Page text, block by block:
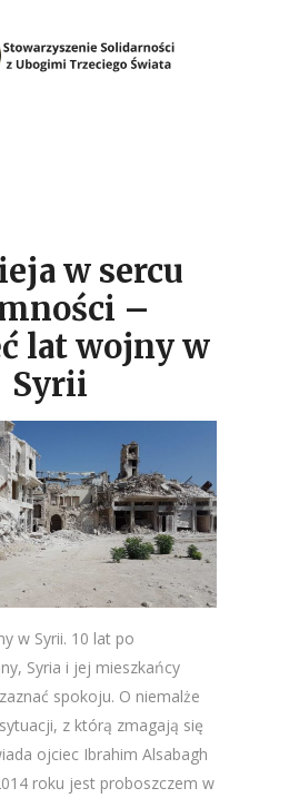
w sercu
–
lat wojny w
Syrii
w Syrii. 10 lat po
Syria i jej mieszkańcy
spokoju. O niemalże
z którą zmagają się
ojciec Ibrahim Alsabagh
roku jest proboszczem w